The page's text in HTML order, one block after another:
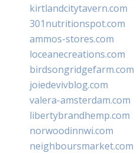
kirtlandcitytavern.com
301nutritionspot.com
ammos-stores.com
loceanecreations.com
birdsongridgefarm.com
joiedevivblog.com
valera-amsterdam.com
libertybrandhemp.com
norwoodinnwi.com
neighboursmarket.com